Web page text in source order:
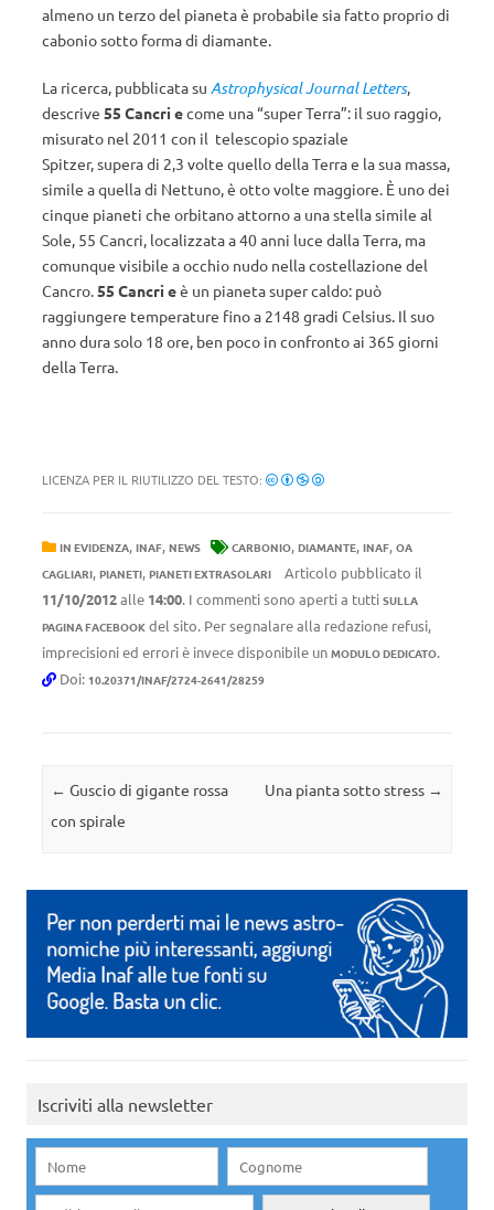
almeno un terzo del pianeta è probabile sia fatto proprio di
cabonio sotto forma di diamante.
La ricerca, pubblicata su Astrophysical Journal Letters,
descrive 55 Cancri ecome una “super Terra”: il suo raggio,
misurato nel 2011 con il telescopio spaziale
Spitzer, supera di 2,3 volte quello della Terra e la sua massa,
simile a quella di Nettuno, è otto volte maggiore. È uno dei
cinque pianeti che orbitano attorno a una stella simile al
Sole, 55 Cancri, localizzata a 40 anni luce dalla Terra, ma
comunque visibile a occhio nudo nella costellazione del
Cancro.55 Cancri eè un pianeta super caldo: può
raggiungere temperature fino a 2148 gradi Celsius. Il suo
anno dura solo 18 ore, ben poco in confronto ai 365 giorni
della Terra.
LICENZA PER IL RIUTILIZZO DEL TESTO:
IN EVIDENZA, INAF, NEWS CARBONIO, DIAMANTE, INAF, OA
CAGLIARI, PIANETI, PIANETI EXTRASOLARI
Articolo pubblicato il
11/10/2012alle 14:00. I commenti sono aperti a tutti SULLA
PAGINA FACEBOOK del sito. Per segnalare alla redazione refusi,
imprecisioni ed errori è invece disponibile un MODULO DEDICATO.
Doi: 10.20371/INAF/2724-2641/28259
Navigazione articolo
← Guscio di gigante rossa
con spirale
Una pianta sotto stress →
Iscriviti alla newsletter